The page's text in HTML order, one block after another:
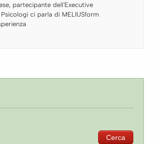
Valentina Preta, partecipante del Master
Specialistico in Technology Law e Legal
Innovation ci parla di MELIUSform e della sua